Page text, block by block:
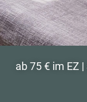
ab 75 € im EZ